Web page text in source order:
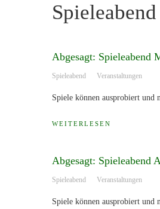
Spieleabend
Abgesagt: Spieleabend
Spieleabend Veranstaltungen
Spiele können ausprobiert
WEITERLESEN
Abgesagt: Spieleabend
Spieleabend Veranstaltungen
Spiele können ausprobiert